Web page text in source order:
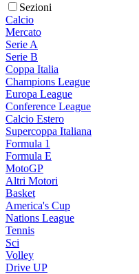
Sezioni
Calcio
Mercato
Serie A
Serie B
Coppa Italia
Champions League
Europa League
Conference League
Calcio Estero
Supercoppa Italiana
Formula 1
Formula E
MotoGP
Altri Motori
Basket
America's Cup
Nations League
Tennis
Sci
Volley
Drive UP